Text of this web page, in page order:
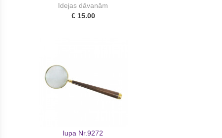
Idejas dāvanām
€ 15.00
lupa Nr.9272